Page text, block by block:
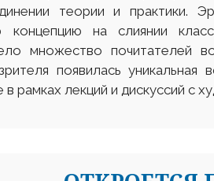
теории и практики.
концепцию на слиянии
множество почитателей
появилась
рамках лекций и дискуссий с